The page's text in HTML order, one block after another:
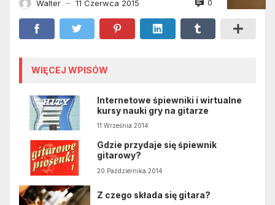
Walter — 11 Czerwca 2015 0
WIĘCEJ WPISÓW
Internetowe śpiewniki i wirtualne
kursy nauki gry na gitarze
11 Września 2014
Gdzie przydaje się śpiewnik
gitarowy?
20 Października 2014
Z czego składa się gitara?